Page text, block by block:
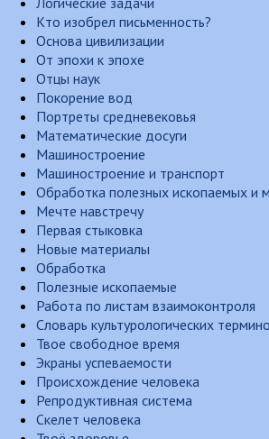
Кто изобрел письменность?
Основа цивилизации
От эпохи к эпохе
Отцы наук
Покорение вод
Портреты средневековья
Математические досуги
Машиностроение
Машиностроение и транспорт
Обработка полезных ископаемых и
Мечте навстречу
Первая стыковка
Новые материалы
Обработка
Полезные ископаемые
Работа по листам взаимоконтроля
Словарь культурологических
Твое свободное время
Экраны успеваемости
Происхождение человека
Репродуктивная система
Скелет человека